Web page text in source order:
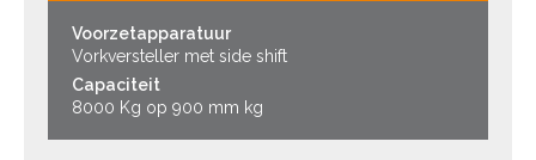
Voorzetapparatuur
Vorkversteller met side shift
Capaciteit
8000 Kg op 900 mm kg